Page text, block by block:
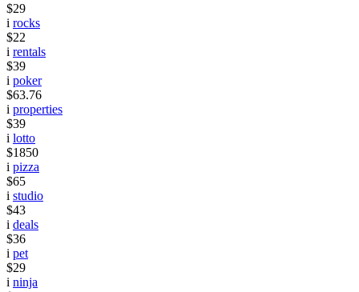
$29
i rocks
$22
i rentals
$39
i poker
$63.76
i properties
$39
i lotto
$1850
i pizza
$65
i studio
$43
i deals
$36
i pet
$29
i ninja